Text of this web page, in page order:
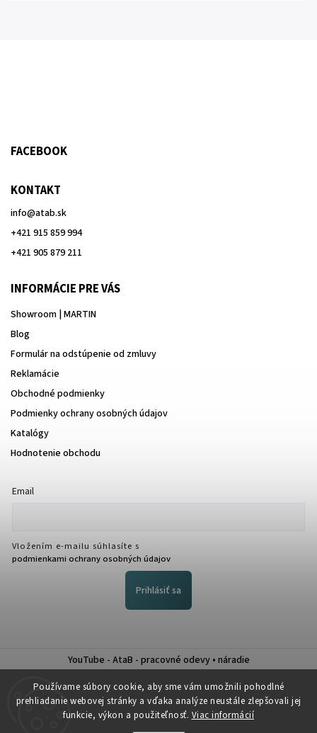
Používame súbory cookie, aby sme vám umožnili pohodlné
prehliadanie webovej stránky a vďaka analýze neustále zlepšovali jej
funkcie, výkon a použiteľnosť. Viac informácií
FACEBOOK
KONTAKT
info@atab.sk
+421 915 859 994
+421 905 879 211
INFORMÁCIE PRE VÁS
Showroom | MARTIN
Blog
Formulár na odstúpenie od zmluvy
Reklamácie
Obchodné podmienky
Podmienky ochrany osobných údajov
Katalógy
Hodnotenie obchodu
Email
Vložením e-mailu súhlasíte s
podmienkami ochrany osobných údajov
Prihlásiť sa
YouTube - AtaB - pracovné odevy • náradie
Nákup na splátky QUATRO